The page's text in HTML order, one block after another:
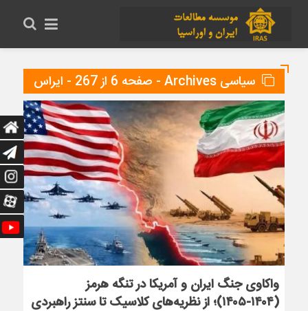
سیاسی Archives - صفحه 6 از 267 - ایراس
واکاوی جنگ ایران و آمریکا در تنگه هرمز
(۱۴۰۴-۱۴۰۵)؛ از نظریه‌های کلاسیک تا سنتز راهبردی